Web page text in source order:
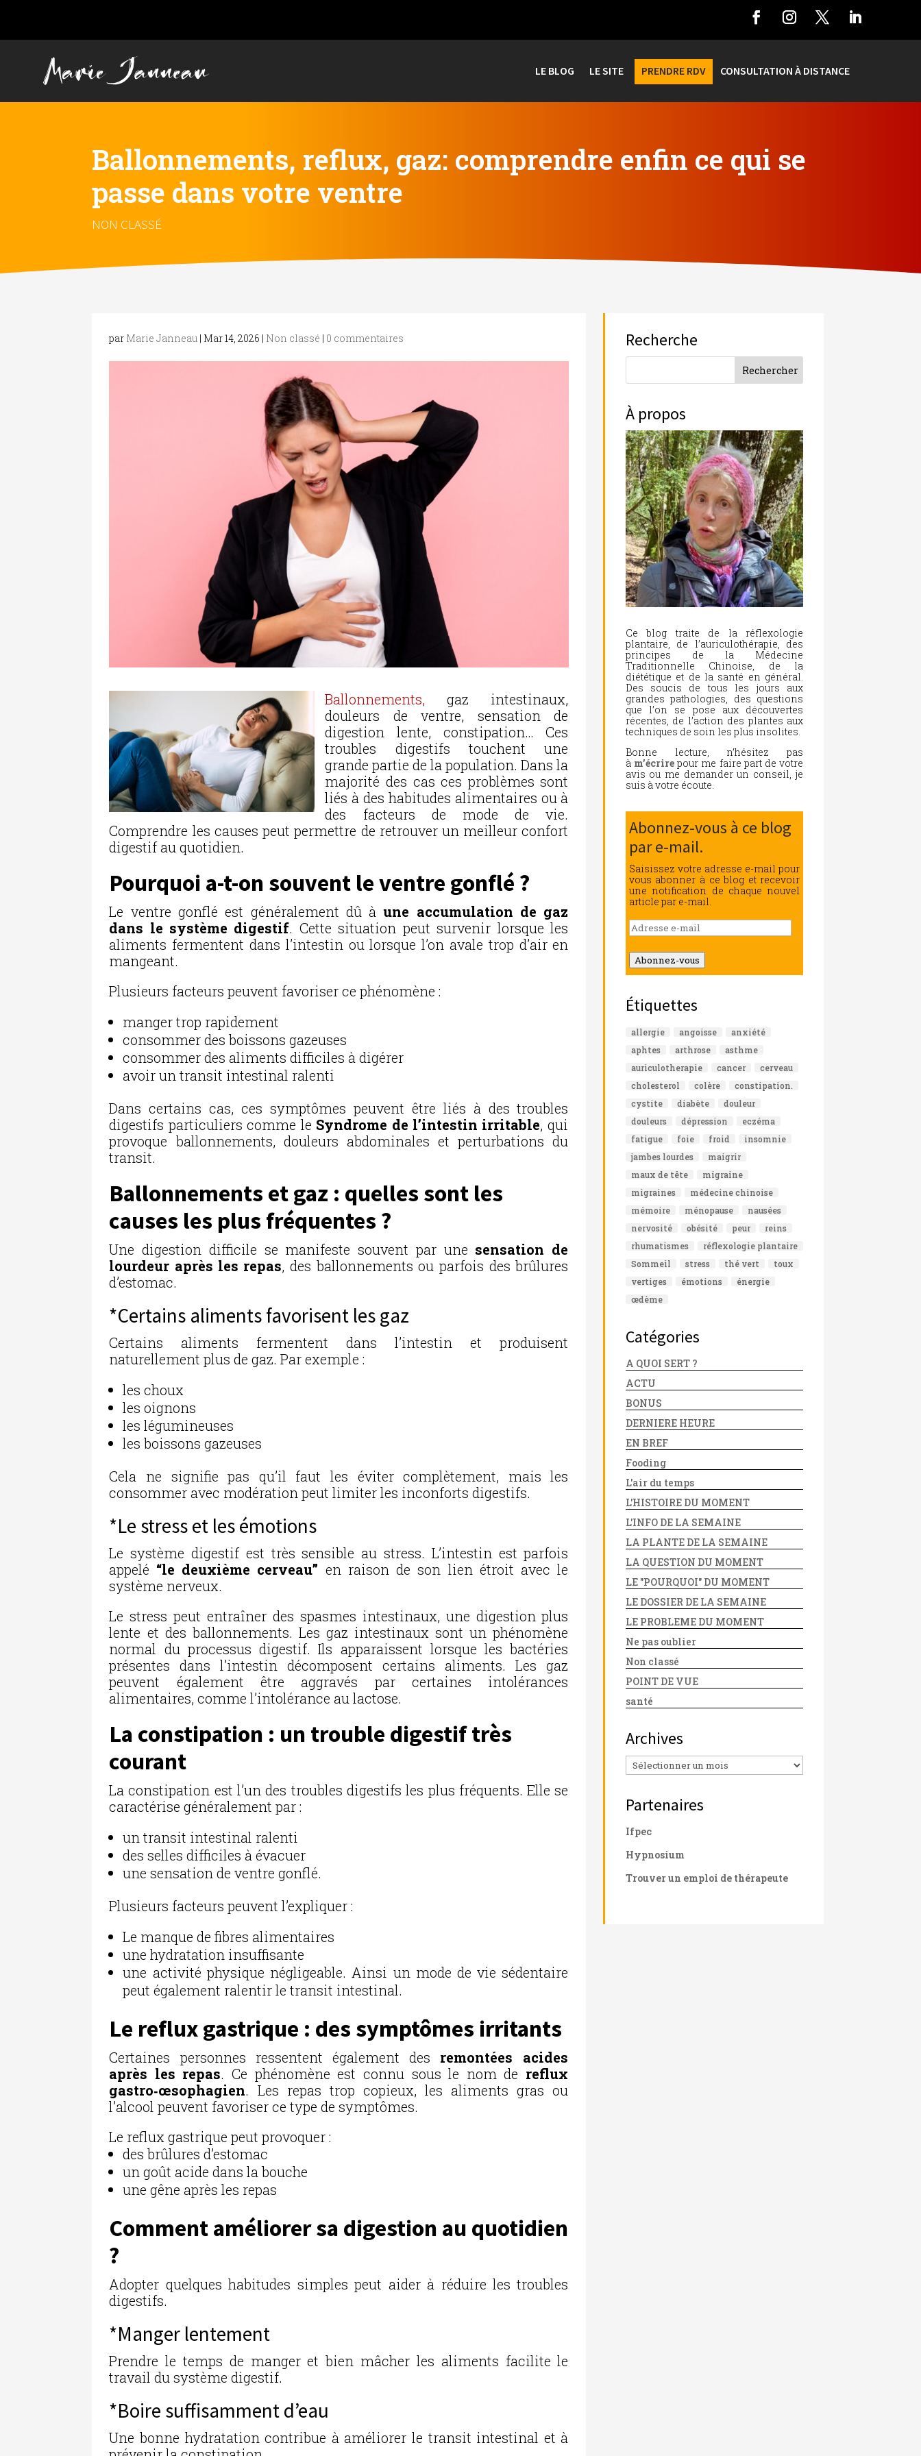
LE BLOG LE SITE PRENDRE RDV CONSULTATION À DISTANCE
Ballonnements, reflux, gaz: comprendre enfin ce qui se
passe dans votre ventre
NON CLASSÉ
par Marie Janneau | Mar 14, 2026 | Non classé | 0 commentaires
Ballonnements, gaz intestinaux,
douleurs de ventre, sensation de
digestion lente, constipation… Ces
troubles digestifs touchent une
grande partie de la population. Dans la
majorité des cas ces problèmes sont
liés à des habitudes alimentaires ou à
des facteurs de mode de vie.
Comprendre les causes peut permettre de retrouver un meilleur confort
digestif au quotidien.
Pourquoi a-t-on souvent le ventre gonflé ?
Le ventre gonflé est généralement dû àune accumulation de gaz
dans le système digestif. Cette situation peut survenir lorsque les
aliments fermentent dans l’intestin ou lorsque l’on avale trop d’air en
mangeant.
Plusieurs facteurs peuvent favoriser ce phénomène :
manger trop rapidement
consommer des boissons gazeuses
consommer des aliments difficiles à digérer
avoir un transit intestinal ralenti
Dans certains cas, ces symptômes peuvent être liés à des troubles
digestifs particuliers comme le Syndrome de l’intestin irritable, qui
provoque ballonnements, douleurs abdominales et perturbations du
transit.
Ballonnements et gaz : quelles sont les
causes les plus fréquentes ?
Une digestion difficile se manifeste souvent par une sensation de
lourdeur après les repas, des ballonnements ou parfois des brûlures
d’estomac.
*Certains aliments favorisent les gaz
Certains aliments fermentent dans l’intestin et produisent
naturellement plus de gaz. Par exemple :
les choux
les oignons
les légumineuses
les boissons gazeuses
Cela ne signifie pas qu’il faut les éviter complètement, mais les
consommer avec modération peut limiter les inconforts digestifs.
*Le stress et les émotions
Le système digestif est très sensible au stress. L’intestin est parfois
appelé “le deuxième cerveau” en raison de son lien étroit avec le
système nerveux.
Le stress peut entraîner des spasmes intestinaux, une digestion plus
lente et des ballonnements. Les gaz intestinaux sont un phénomène
normal du processus digestif. Ils apparaissent lorsque les bactéries
présentes dans l’intestin décomposent certains aliments. Les gaz
peuvent également être aggravés par certaines intolérances
alimentaires, comme l’intolérance au lactose.
La constipation : un trouble digestif très
courant
La constipation est l’un des troubles digestifs les plus fréquents. Elle se
caractérise généralement par :
un transit intestinal ralenti
des selles difficiles à évacuer
une sensation de ventre gonflé.
Plusieurs facteurs peuvent l’expliquer :
Le manque de fibres alimentaires
une hydratation insuffisante
une activité physique négligeable. Ainsi un mode de vie sédentaire
peut également ralentir le transit intestinal.
Le reflux gastrique : des symptômes irritants
Certaines personnes ressentent également des remontées acides
après les repas. Ce phénomène est connu sous le nom de reflux
gastro‑œsophagien. Les repas trop copieux, les aliments gras ou
l’alcool peuvent favoriser ce type de symptômes.
Le reflux gastrique peut provoquer :
des brûlures d’estomac
un goût acide dans la bouche
une gêne après les repas
Comment améliorer sa digestion au quotidien
?
Adopter quelques habitudes simples peut aider à réduire les troubles
digestifs.
*Manger lentement
Prendre le temps de manger et bien mâcher les aliments facilite le
travail du système digestif.
*Boire suffisamment d’eau
Une bonne hydratation contribue à améliorer le transit intestinal et à
Recherche
À propos
Ce blog traite de la réflexologie
plantaire, de l’auriculothérapie, des
principes de la Médecine
Traditionnelle Chinoise, de la
diététique et de la santé en général.
Des soucis de tous les jours aux
grandes pathologies, des questions
que l’on se pose aux découvertes
récentes, de l’action des plantes aux
techniques de soin les plus insolites.
Bonne lecture, n’hésitez pas
à m’écrire pour me faire part de votre
avis ou me demander un conseil, je
suis à votre écoute.
Abonnez-vous à ce blog
par e-mail.
Saisissez votre adresse e-mail pour
vous abonner à ce blog et recevoir
une notification de chaque nouvel
article par e-mail.
Adresse
e-
mail
Abonnez-vous
Étiquettes
allergie angoisse
anxiété
aphtes
arthrose
asthme
auriculotherapie
cancer
cerveau
cholesterol
colère
constipation.
cystite
diabète
douleur
douleurs
dépression
eczéma
fatigue
foie froid
insomnie
jambes lourdes
maigrir
maux de tête
migraine
migraines
médecine chinoise
mémoire
ménopause
nausées
nervosité
obésité peur
reins
rhumatismes
réflexologie plantaire
Sommeil
stress thé vert
toux
vertiges
émotions
énergie
œdème
Catégories
A QUOI SERT ?
ACTU
BONUS
DERNIERE HEURE
EN BREF
Fooding
L'air du temps
L'HISTOIRE DU MOMENT
L'INFO DE LA SEMAINE
LA PLANTE DE LA SEMAINE
LA QUESTION DU MOMENT
LE "POURQUOI" DU MOMENT
LE DOSSIER DE LA SEMAINE
LE PROBLEME DU MOMENT
Ne pas oublier
Non classé
POINT DE VUE
santé
Archives
Archives
Partenaires
Ifpec
Hypnosium
Trouver un emploi de thérapeute